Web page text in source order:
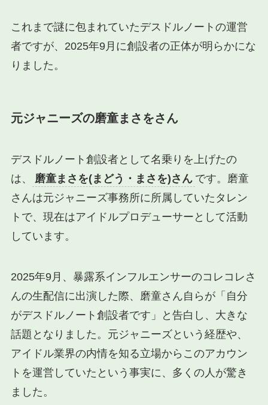
これまで謎に包まれていたデスドルノートの運営
者ですが、2025年9月に創設者の正体が明らかにな
りました。
元ジャニーズの磨童まさをさん
デスドルノート創設者として名乗りを上げたの
は、
磨童まさを(まどう・まさを)さん です。磨童
さんは元ジャニーズ事務所に所属していたタレン
トで、現在はアイドルプロデューサーとして活動
しています。
2025年9月、暴露系インフルエンサーのコレコレさ
んの生配信に出演した際、磨童さん自らが「自分
がデスドルノート創設者です」と告白し、大きな
話題となりました。元ジャニーズという経歴や、
アイドル業界の内情を知る立場からこのアカウン
トを運営していたという事実に、多くの人が驚き
ました。